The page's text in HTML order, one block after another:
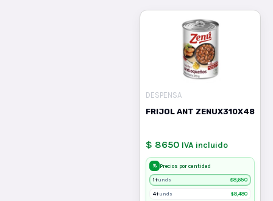
DESPENSA
FRIJOL ANT ZENUX310X48
$ 8650 IVA incluido
% Precios por cantidad
1+unds $8,650
4+unds $8,480